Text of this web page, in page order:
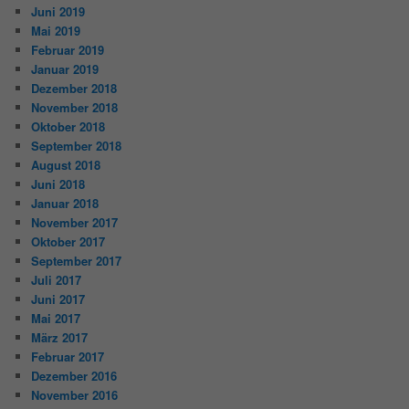
Juni 2019
Mai 2019
Februar 2019
Januar 2019
Dezember 2018
November 2018
Oktober 2018
September 2018
August 2018
Juni 2018
Januar 2018
November 2017
Oktober 2017
September 2017
Juli 2017
Juni 2017
Mai 2017
März 2017
Februar 2017
Dezember 2016
November 2016